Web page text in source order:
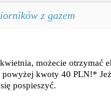
z gazem
możecie otrzymać
powyżej kwoty 40 PLN!*
pospieszyć.